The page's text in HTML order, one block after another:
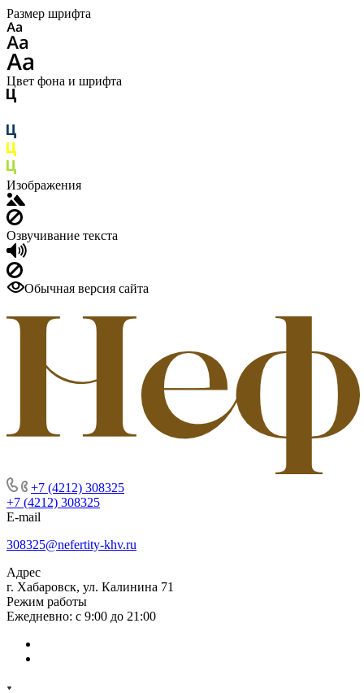
Размер шрифта
Цвет фона и шрифта
Изображения
Озвучивание текста
Обычная версия сайта
+7 (4212) 308325
+7 (4212) 308325
E-mail
308325@nefertity-khv.ru
Адрес
г. Хабаровск, ул. Калинина 71
Режим работы
Ежедневно: с 9:00 до 21:00